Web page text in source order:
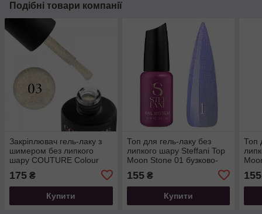
Подібні товари компанії
Закріплювач гель-лаку з
шимером без липкого
шару COUTURE Colour
175 ₴
Купити
Топ для гель-лаку без
липкого шару Steffani Top
Moon Stone 01 бузково-
155₴
Купити
Топ
155